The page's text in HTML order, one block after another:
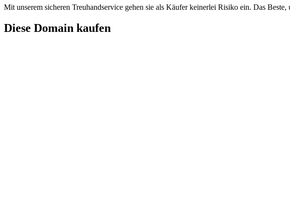
Mit unserem sicheren Treuhandservice gehen sie als Käufer keinerlei Risiko ein. Das
Diese Domain kaufen